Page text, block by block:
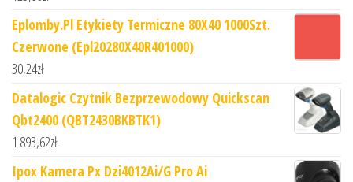
Eplomby.Pl Etykiety Termiczne 80X40 1000Szt.
Czerwone (Epl20280X40R401000)
30,24zł
Datalogic Czytnik Bezprzewodowy Quickscan
Qbt2400 (QBT2430BKBTK1)
1 893,62zł
Ipox Kamera Px Dzi4012Ai/G Pro Ai